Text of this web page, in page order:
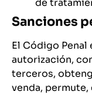
de
Sanciones
El Código Penal
autorización,
terceros,
venda,